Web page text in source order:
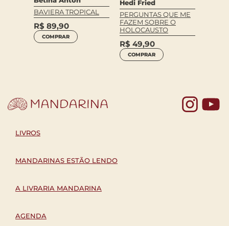
BAVIERA TROPICAL
R$ 89,90
COMPRAR
Hedi Fried
PERGUNTAS QUE ME
FAZEM SOBRE O
HOLOCAUSTO
R$ 49,90
COMPRAR
LIVROS
MANDARINAS ESTÃO LENDO
A LIVRARIA MANDARINA
AGENDA